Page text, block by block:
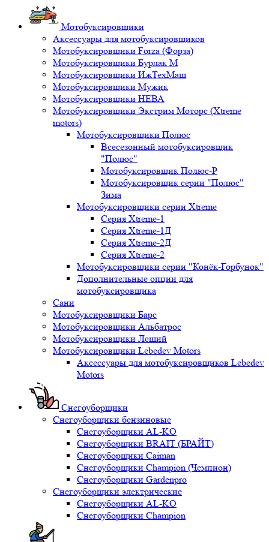
Мотобуксировщики
Аксессуары для мотобуксировщиков
Мотобуксировщики Forza (Форза)
Мотобуксировщики Бурлак М
Мотобуксировщики ИжТехМаш
Мотобуксировщики Мужик
Мотобуксировщики НЕВА
Мотобуксировщики Экстрим Моторс (Xtreme
motors)
Мотобуксировщики Полюс
Всесезонный мотобуксировщик
"Полюс"
Мотобуксировщик Полюс-Р
Мотобуксировщик серии "Полюс"
Зима
Мотобуксировщики серии Xtreme
Серия Xtreme-1
Серия Xtreme-1Д
Серия Xtreme-2Д
Серия Xtreme-2
Мотобуксировщики серии "Конёк-Горбунок"
Дополнительные опции для
мотобуксировщика
Сани
Мотобуксировщики Барс
Мотобуксировщики Альбатрос
Мотобуксировщики Леший
Мотобуксировщики Lebedev Motors
Аксессуары для мотобуксировщиков Lebedev
Motors
Снегоуборщики
Снегоуборщики бензиновые
Снегоуборщики AL-KO
Снегоуборщики BRAIT (БРАЙТ)
Снегоуборщики Caiman
Снегоуборщики Champion (Чемпион)
Снегоуборщики Gardenpro
Снегоуборщики электрические
Снегоуборщики AL-KO
Снегоуборщики Champion